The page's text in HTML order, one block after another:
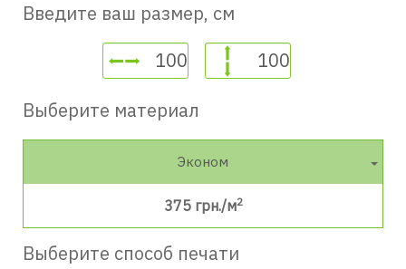
Введите ваш размер, см
Выберите материал
Эконом
375 грн./м2
Выберите способ печати